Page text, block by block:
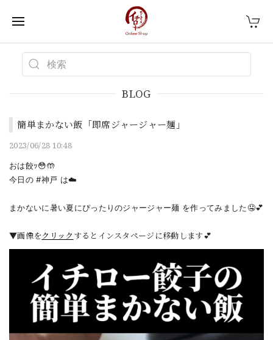
BLOG
簡単まかない飯「即席ジャージャー麺」
2023/06/28 10:48
おは餃ｯ😳🤲
今日の#神戸 は☁️
まかないに暑い夏にぴったりのジャージャー麺 を作ってみました🤤💕
▼画像をクリック するとインスタページに移動します💕